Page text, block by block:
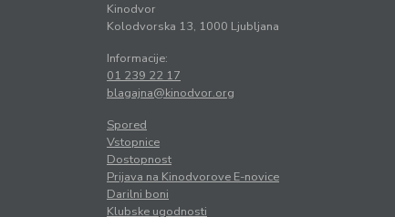
Kinodvor
Kolodvorska 13, 1000 Ljubljana
Informacije:
01 239 22 17
blagajna@kinodvor.org
Spored
Vstopnice
Dostopnost
Prijava na Kinodvorove E-novice
Darilni boni
Klubske ugodnosti